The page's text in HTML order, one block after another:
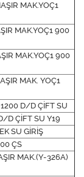
MAK.YOÇ1
MAK.YOÇ1 900
MAK.YOÇ1 900
MAK. YOÇ1
D/D ÇİFT SU
D ÇİFT SU Y19
SU GİRİŞ
ÇS
MAK.(Y-326A)